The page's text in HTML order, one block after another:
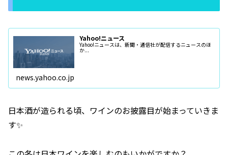
Yahoo!ニュース
Yahoo!ニュースは、新聞・通信社が配信するニュースのほ
か...
news.yahoo.co.jp
日本酒が造られる頃、ワインのお披露目が始まっていきま
す✨